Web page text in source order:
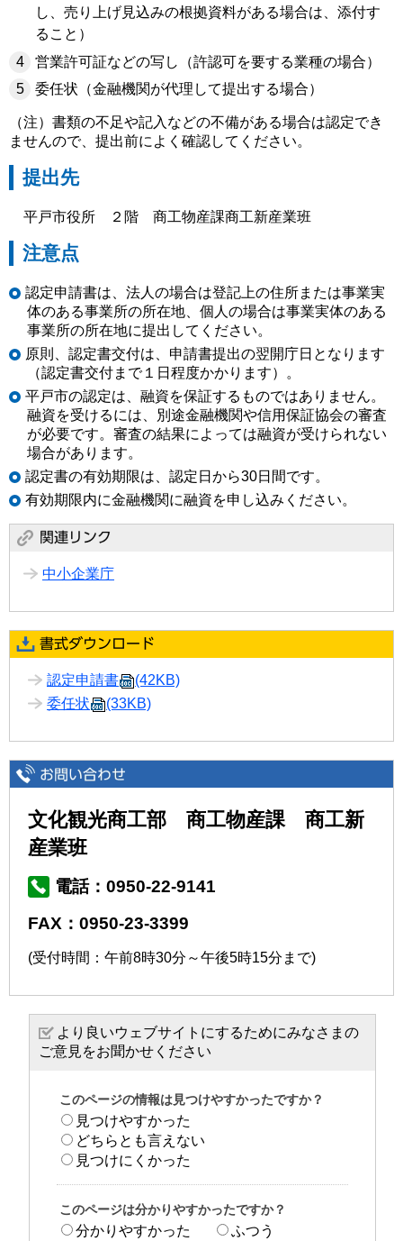
し、売り上げ見込みの根拠資料がある場合は、添付す
ること）
営業許可証などの写し（許認可を要する業種の場合）
委任状（金融機関が代理して提出する場合）
（注）書類の不足や記入などの不備がある場合は認定でき
ませんので、提出前によく確認してください。
提出先
平戸市役所 ２階 商工物産課商工新産業班
注意点
認定申請書は、法人の場合は登記上の住所または事業実
体のある事業所の所在地、個人の場合は事業実体のある
事業所の所在地に提出してください。
原則、認定書交付は、申請書提出の翌開庁日となります
（認定書交付まで１日程度かかります）。
平戸市の認定は、融資を保証するものではありません。
融資を受けるには、別途金融機関や信用保証協会の審査
が必要です。審査の結果によっては融資が受けられない
場合があります。
認定書の有効期限は、認定日から30日間です。
有効期限内に金融機関に融資を申し込みください。
中小企業庁
認定申請書
(42KB)
委任状
(33KB)
文化観光商工部 商工物産課 商工新
産業班
電話：0950-22-9141
FAX：0950-23-3399
(受付時間：午前8時30分～午後5時15分まで)
より良いウェブサイトにするためにみなさまの
ご意見をお聞かせください
このページの情報は見つけやすかったですか？
見つけやすかった
どちらとも言えない
見つけにくかった
このページは分かりやすかったですか？
分かりやすかった
ふつう